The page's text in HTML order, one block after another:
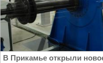
В Прикамье открыли